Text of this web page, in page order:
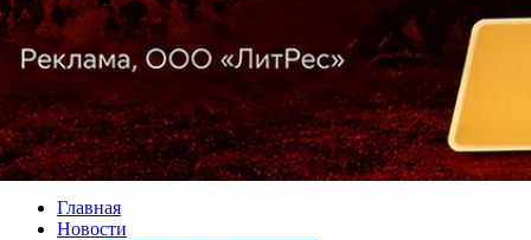
Главная
Новости